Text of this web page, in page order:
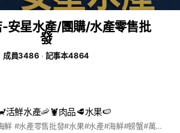
安星水產/團購/水產零售批
發
成員3486 記事本4864
活鮮水產🦐🦞肉品🥩水果🍉
#各式活體海鮮 #水產零售批發#水果#水產#海鮮#螃蟹#萬里蟹#帝王蟹#龍蝦